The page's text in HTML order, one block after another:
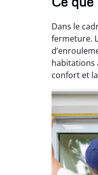
Dans le
fermeture.
habitations
confort et